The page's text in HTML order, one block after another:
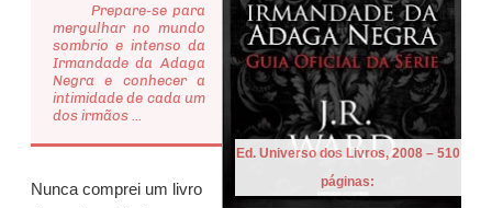
Ed. Universo dos Livros, 2008 – 510
páginas:
Prepare-se para
mergulhar no mundo
sombrio e intenso da
Irmandade da Adaga
Negra e conhecer a
intimidade de cada um
dos irmãos ...
Nunca comprei um livro